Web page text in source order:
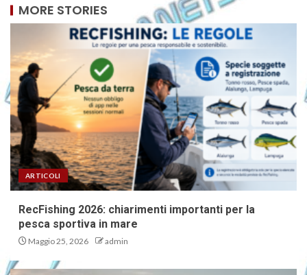
MORE STORIES
ARTICOLI
RecFishing 2026: chiarimenti importanti per la
pesca sportiva in mare
Maggio 25, 2026 admin